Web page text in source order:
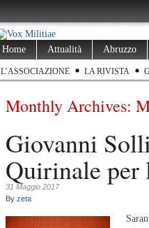
Home Attualità Abruzzo
L’ASSOCIAZIONE LA RIVISTA
Monthly Archives:
Giovanni
Quirinale per
31 Maggio 2017
By zeta